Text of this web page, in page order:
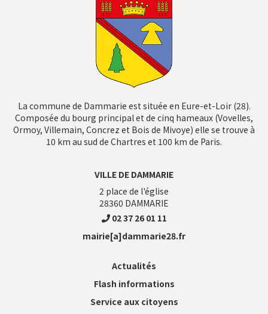
La commune de Dammarie est située en Eure-et-Loir (28).
Composée du bourg principal et de cinq hameaux (Vovelles,
Ormoy, Villemain, Concrez et Bois de Mivoye) elle se trouve à
10 km au sud de Chartres et 100 km de Paris.
VILLE DE DAMMARIE
2 place de l'église
28360 DAMMARIE
02 37 26 01 11
mairie[a]dammarie28.fr
Actualités
Flash informations
Service aux citoyens